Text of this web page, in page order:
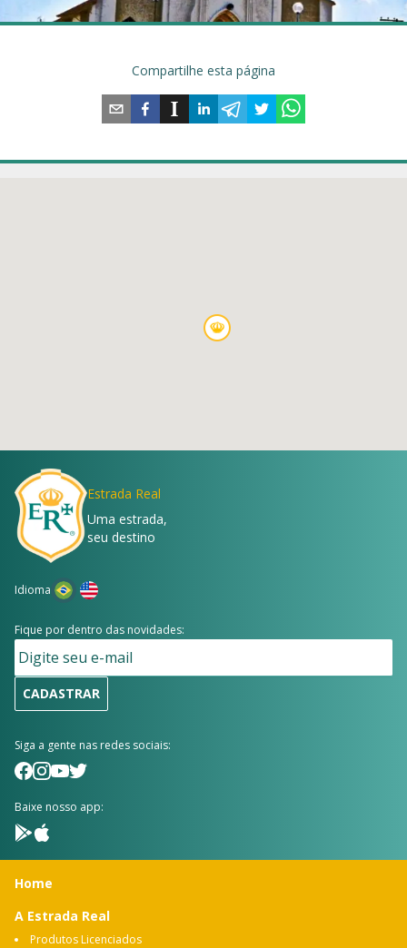
Compartilhe esta página
Estrada Real
Uma estrada,
seu destino
Idioma
Fique por dentro das novidades:
CADASTRAR
Siga a gente nas redes sociais:
Baixe nosso app:
Home
A Estrada Real
Produtos Licenciados